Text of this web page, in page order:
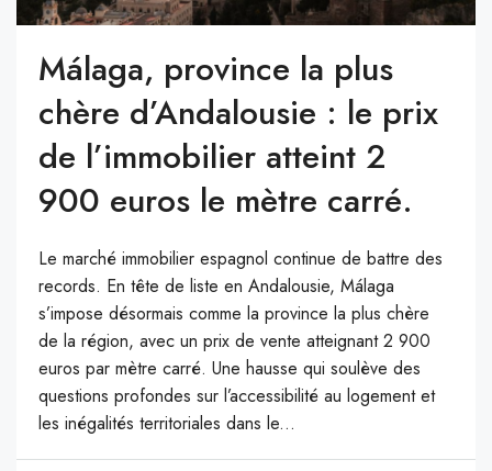
Málaga, province la plus
chère d’Andalousie : le prix
de l’immobilier atteint 2
900 euros le mètre carré.
Le marché immobilier espagnol continue de battre des
records. En tête de liste en Andalousie, Málaga
s’impose désormais comme la province la plus chère
de la région, avec un prix de vente atteignant 2 900
euros par mètre carré. Une hausse qui soulève des
questions profondes sur l’accessibilité au logement et
les inégalités territoriales dans le...